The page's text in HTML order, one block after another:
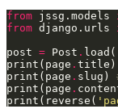
from jssg.models
from django.urls
post = Post . load (
print ( page . title )
print ( page . slug )
print ( page .
print ( reverse (